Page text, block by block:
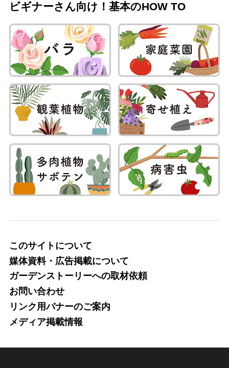
ビギナーさん向け！基本のHOW TO
このサイトについて
媒体資料・広告掲載について
ガーデンストーリーへの取材依頼
お問い合わせ
リンク用バナーのご案内
メディア掲載情報